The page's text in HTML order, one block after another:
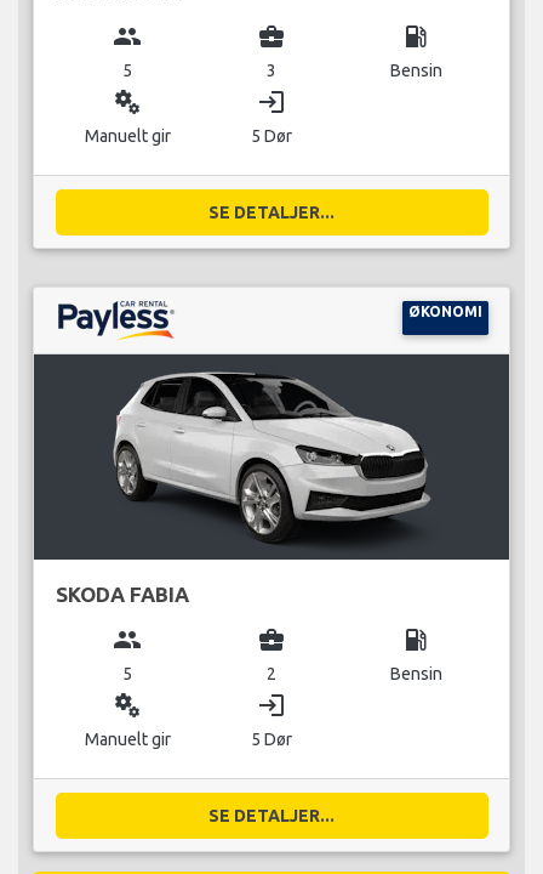
group
5
business_center
3
local_gas_station
Bensin
miscellaneous_services
Manuelt gir
login
5 Dør
SE DETALJER...
ØKONOMI
SKODA FABIA
group
5
business_center
2
local_gas_station
Bensin
miscellaneous_services
Manuelt gir
login
5 Dør
SE DETALJER...